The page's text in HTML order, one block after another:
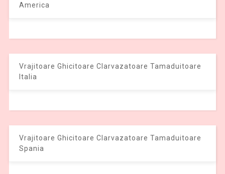
America
Vrajitoare Ghicitoare Clarvazatoare Tamaduitoare
Italia
Vrajitoare Ghicitoare Clarvazatoare Tamaduitoare
Spania